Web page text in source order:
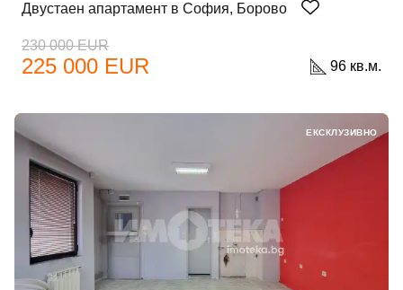
Двустаен апартамент в София, Борово
230 000 EUR
225 000 EUR 96 кв.м.
ЕКСКЛУЗИВНО